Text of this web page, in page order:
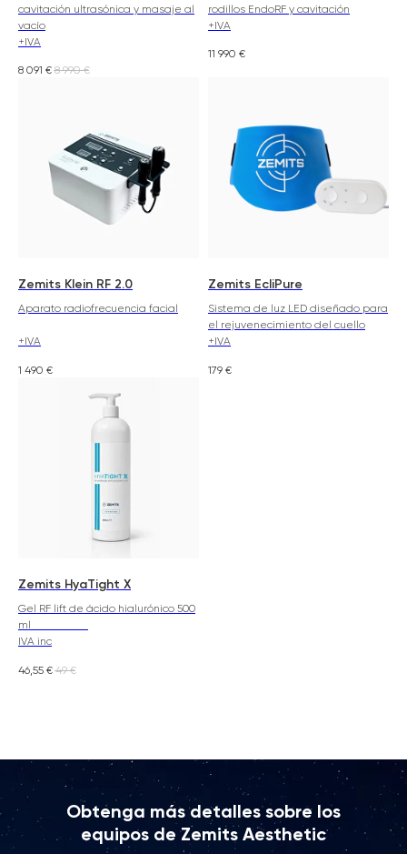
cavitación ultrasónica y masaje al
vacío
+IVA
8 091 € 8 990 €
rodillos EndoRF y cavitación
+IVA
11 990 €
Zemits Klein RF 2.0
Aparato radiofrecuencia facial
+IVA
1 490 €
Zemits EcliPure
Sistema de luz LED diseñado para
el rejuvenecimiento del cuello
+IVA
179 €
Zemits HyaTight X
Gel RF lift de ácido hialurónico 500
ml
IVA inc
46,55 € 49 €
Obtenga más detalles sobre los
equipos de Zemits Aesthetic